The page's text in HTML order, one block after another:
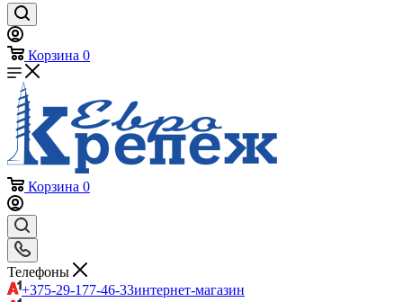
Корзина 0
Корзина 0
Телефоны
+375-29-177-46-33интернет-магазин